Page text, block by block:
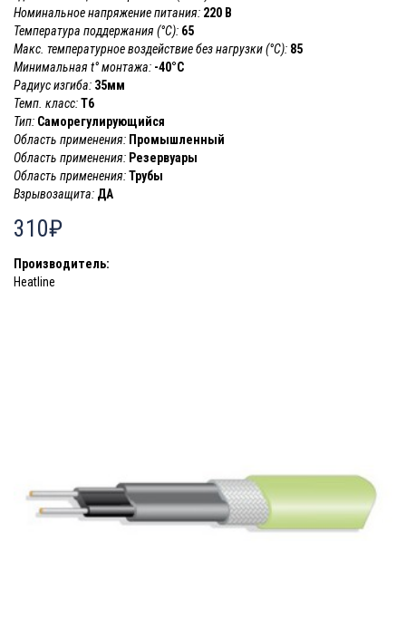
Номинальное напряжение питания: 220 В
Температура поддержания (°С): 65
Макс. температурное воздействие без нагрузки (°С): 85
Минимальная t° монтажа: -40°С
Радиус изгиба: 35мм
Темп. класс:T6
Тип: Саморегулирующийся
Область применения: Промышленный
Область применения: Резервуары
Область применения:Трубы
Взрывозащита: ДА
310₽
Производитель:
Heatline